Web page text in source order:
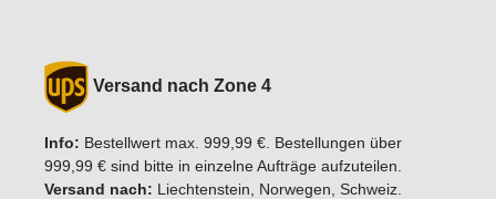
Versand nach Zone 4
Info: Bestellwert max. 999,99 €. Bestellungen über
999,99 € sind bitte in einzelne Aufträge aufzuteilen.
Versand nach: Liechtenstein, Norwegen, Schweiz.